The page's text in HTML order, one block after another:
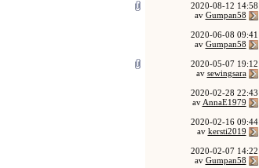
2020-08-12 14:58
av Gumpan58
2020-06-08 09:41
av Gumpan58
2020-05-07 19:12
av sewingsara
2020-02-28 22:43
av AnnaE1979
2020-02-16 09:44
av kersti2019
2020-02-07 14:22
av Gumpan58